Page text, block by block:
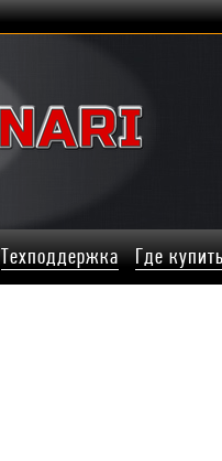
Техподдержка Где